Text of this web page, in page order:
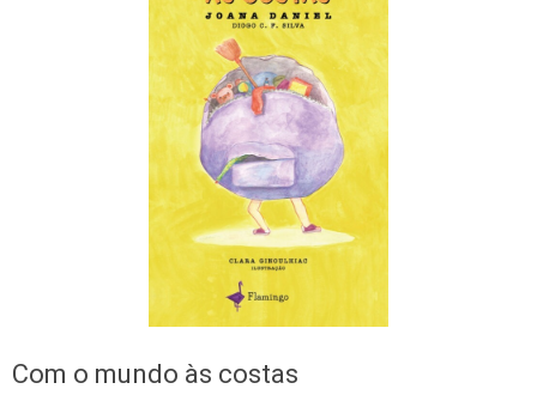
Com o mundo às costas